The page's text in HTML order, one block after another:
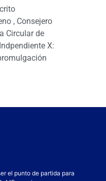
, Consejero
Circular de
X:
el punto de partida para